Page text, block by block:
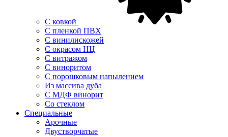
С ковкой
С пленкой ПВХ
С винилискожей
С окрасом НЦ
С витражом
С виноритом
С порошковым напылением
Из массива дуба
С МДФ винорит
Со стеклом
Специальные
Арочные
Двустворчатые